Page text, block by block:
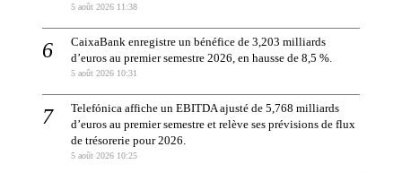
5 août 2026 11:38
CaixaBank enregistre un bénéfice de 3,203 milliards
d’euros au premier semestre 2026, en hausse de 8,5 %.
5 août 2026 10:31
Telefónica affiche un EBITDA ajusté de 5,768 milliards
d’euros au premier semestre et relève ses prévisions de flux
de trésorerie pour 2026.
5 août 2026 10:25